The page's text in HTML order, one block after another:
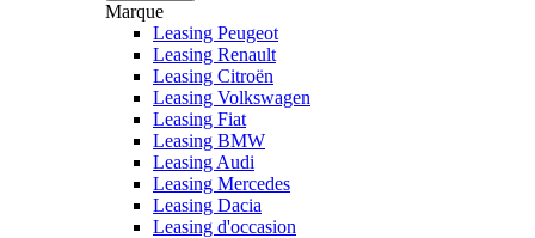
Marque
Leasing Peugeot
Leasing Renault
Leasing Citroën
Leasing Volkswagen
Leasing Fiat
Leasing BMW
Leasing Audi
Leasing Mercedes
Leasing Dacia
Leasing d'occasion